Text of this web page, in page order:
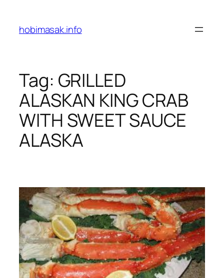
content
hobimasak.info
Tag: GRILLED
ALASKAN KING CRAB
WITH SWEET SAUCE
ALASKA